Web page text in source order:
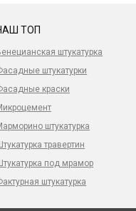
ТОП
штукатурка
штукатурки
краски
штукатурка
травертин
под мрамор
штукатурка